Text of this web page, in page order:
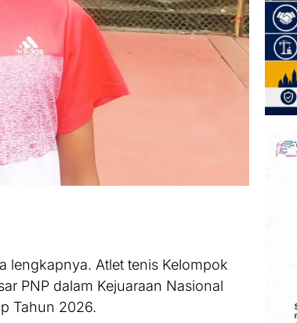
lengkapnya. Atlet tenis Kelompok
PNP dalam Kejuaraan Nasional
Tahun 2026.